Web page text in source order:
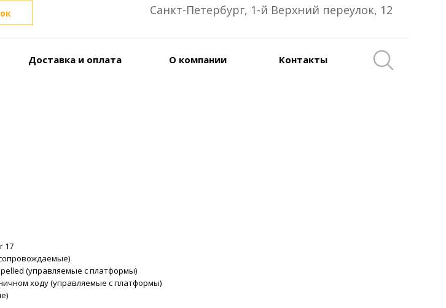
Санкт-Петербург, 1-й Верхний переулок, 12
Доставка и оплата О компании Контакты
17
(управляемые с платформы)
ходу (управляемые с платформы)